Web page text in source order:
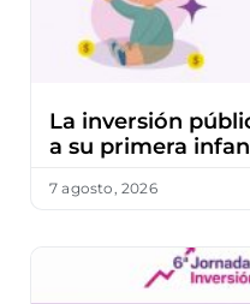
La inversión
a su primera
7 agosto, 2026